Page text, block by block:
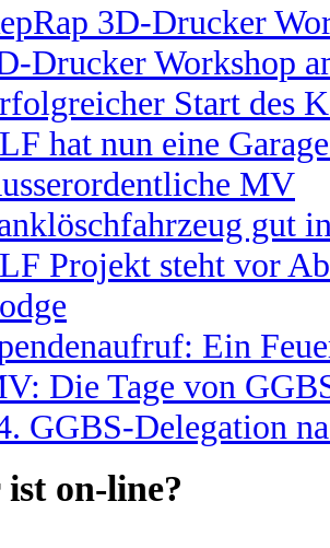
3D-Drucker
Drucker Workshop
Start des
hat nun eine
MV
gut
Projekt steht vor
Ein
Die Tage von
GGBS-Delegation
on-line?